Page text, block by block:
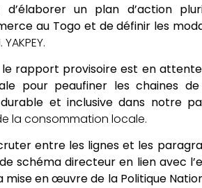
d’élaborer un plan d’action
au Togo et de définir les
le rapport provisoire est en
pour peaufiner les chaines
et inclusive dans notre
la consommation locale.
entre les lignes et les
schéma directeur en lien avec
en œuvre de la Politique